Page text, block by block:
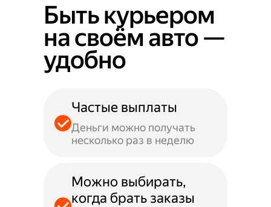
Быть курьером
на своём авто —
удобно
Частые выплаты
Деньги можно получать
несколько раз в неделю
Можно выбирать,
когда брать заказы